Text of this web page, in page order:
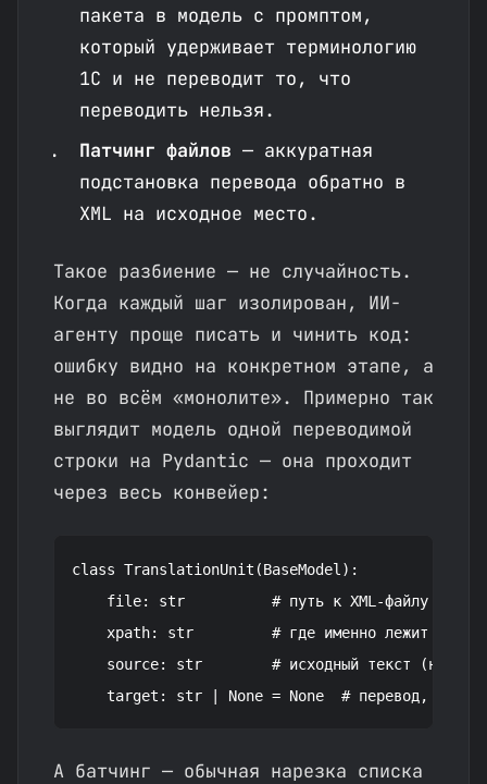
пакета в модель с промптом,
который удерживает терминологию
1С и не переводит то, что
переводить нельзя.
Патчинг файлов — аккуратная
подстановка перевода обратно в
XML на исходное место.
Такое разбиение — не случайность.
Когда каждый шаг изолирован, ИИ-
агенту проще писать и чинить код:
ошибку видно на конкретном этапе, а
не во всём «монолите». Примерно так
выглядит модель одной переводимой
строки на Pydantic — она проходит
через весь конвейер:
class TranslationUnit(BaseModel):
file: str          # путь к XML-файлу
xpath: str         # где именно лежит
source: str        # исходный текст (напр.
А батчинг — обычная нарезка списка